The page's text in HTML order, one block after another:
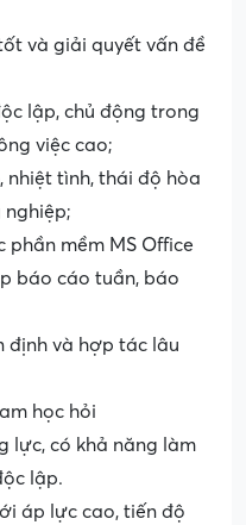
và giải quyết vấn đề
lập, chủ động trong
việc cao;
nhiệt tình, thái độ hòa
phần mềm MS Office
báo cáo tuần, báo
định và hợp tác lâu
học hỏi
lực, có khả năng làm
lập.
áp lực cao, tiến độ